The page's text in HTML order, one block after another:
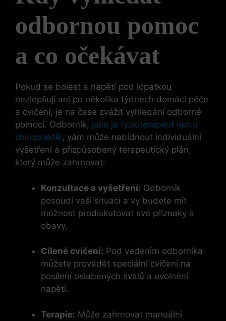
odbornou pomoc
a co očekávat
Pokud se bolest a napětí pod lopatkou
nezlepšují ani po několika týdnech domácí péče
a cvičení, je na čase zvážit vyhledání odborné
pomoci. Odborník, jako je fyzioterapeut nebo
chiropraktik, vám může nabídnout individuální
vyšetření a přizpůsobený terapeutický plán,
který může zahrnovat:
Konzultace a vyšetření: Odborník
posoudí vaši situaci a vy budete mít
možnost prodiskutovat své příznaky a
obavy.
Cílené cvičení: Pod vedením odborníka
můžete provádět speciální cvičení na
posílení oslabených svalů a uvolnění
napětí.
Terapie: Může zahrnovat manuální